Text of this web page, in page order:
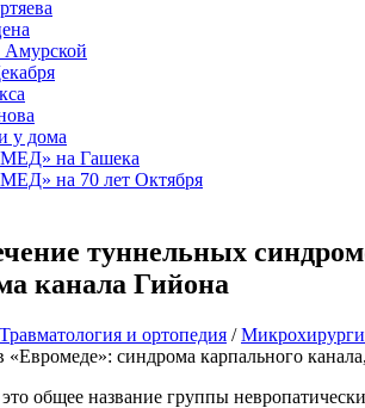
Амурской
у дома
на Гашека
на 70 лет Октября
туннельных
канала Гийона
Травматология и ортопедия /
синдрома карпального
общее название группы